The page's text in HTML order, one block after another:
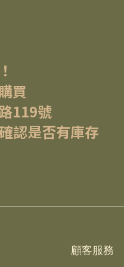
買
119號
認是否有庫存
顧客服務